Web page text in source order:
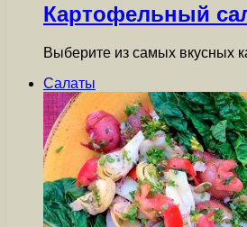
Картофельный
Выберите из самых вкусных
Салаты